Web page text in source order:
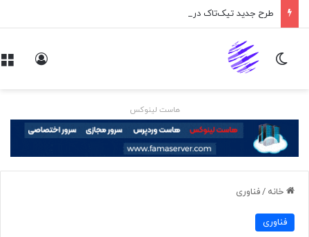
طرح جدید تیک‌تاک در انگلیس
تغییر پوسته
هاست لینوکس
خانه /فناوری
فناوری